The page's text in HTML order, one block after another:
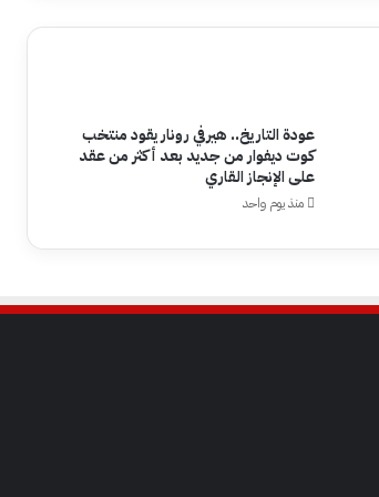
عودة التاريخ.. هيرفي رونار يقود منتخب
كوت ديفوار من جديد بعد أكثر من عقد
على الإنجاز القاري
منذ يوم واحد